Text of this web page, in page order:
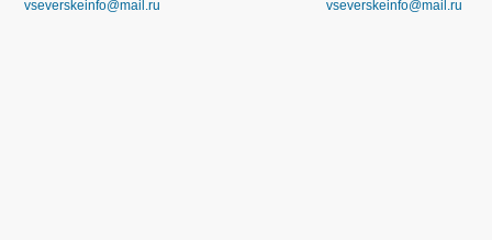
vseverskeinfo@mail.ru
vseverskeinfo@mail.ru